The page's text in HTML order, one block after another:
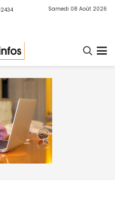
Samedi 08 Août 2026